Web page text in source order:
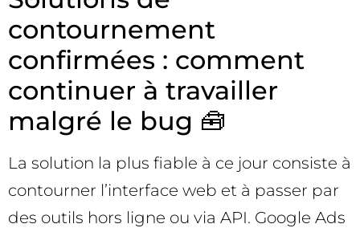
contournement
confirmées : comment
continuer à travailler
malgré le bug 🧰
La solution la plus fiable à ce jour consiste à
contourner l’interface web et à passer par
des outils hors ligne ou via API. Google Ads